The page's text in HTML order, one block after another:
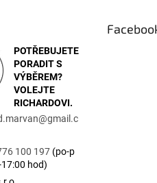
POTŘEBUJETE
PORADIT S
VÝBĚREM?
VOLEJTE
RICHARDOVI.
@gmail.c
100 197 (po-p
hod)